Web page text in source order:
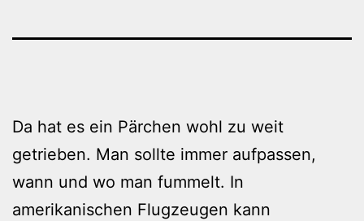
Da hat es ein Pärchen wohl zu weit
getrieben. Man sollte immer aufpassen,
wann und wo man fummelt. In
amerikanischen Flugzeugen kann